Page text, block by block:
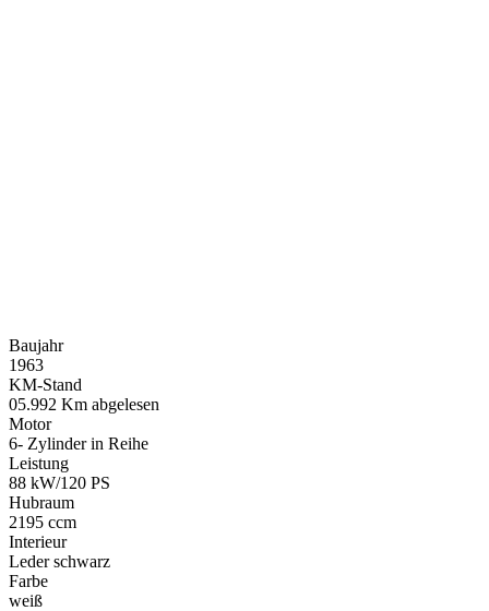
Baujahr
1963
KM-Stand
05.992 Km abgelesen
Motor
6- Zylinder in Reihe
Leistung
88 kW/120 PS
Hubraum
2195 ccm
Interieur
Leder schwarz
Farbe
weiß